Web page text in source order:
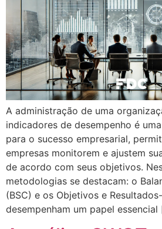
A administração de uma
indicadores de desempenho é
para o sucesso empresarial,
empresas monitorem e ajustem
de acordo com seus objetivos.
metodologias se destacam: o
(BSC) e os Objetivos e
desempenham um papel